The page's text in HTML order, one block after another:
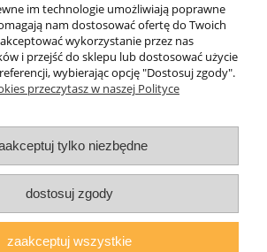
Pomoc
Moje konto
O nas
Kuźmicz| ul.Zacisze 1a/3, 63-600 Kępno,
im technologie umożliwiają poprawne
nam dostosować ofertę do Twoich
wykorzystanie przez nas
i przejść do sklepu lub dostosować użycie
wybierając opcję "Dostosuj zgody".
przeczytasz w naszej Polityce
tylko niezbędne
dostosuj zgody
zaakceptuj wszystkie